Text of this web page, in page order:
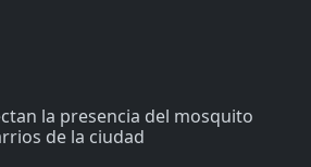
la presencia del mosquito
de la ciudad